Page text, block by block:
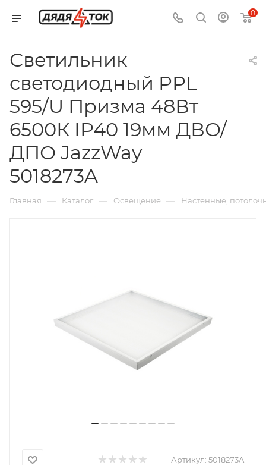
0
Светильник
светодиодный PPL
595/U Призма 48Вт
6500К IP40 19мм ДВО/
ДПО JazzWay
5018273A
Главная — Каталог — Освещение — Настенные,
Артикул: 5018273A